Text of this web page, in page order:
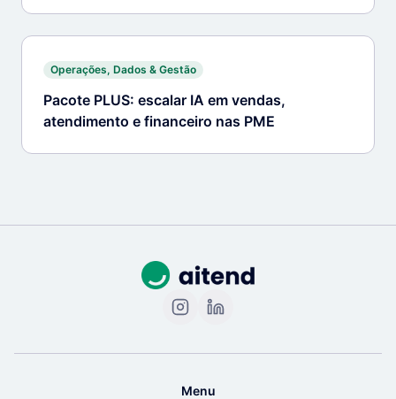
Operações, Dados & Gestão
Pacote PLUS: escalar IA em vendas,
atendimento e financeiro nas PME
Menu